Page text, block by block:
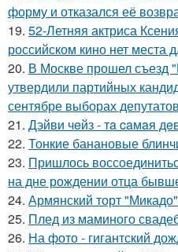
форму и отказался её
19. 52-Летняя актриса
российском кино нет места
20. В Москве прошел съезд
утвердили партийных
сентябре выборах
21. Дэйви чeйз - тa caмaя
22. Тонкие банановые
23. Пришлось
на дне рождении отца
24. Армянский торт
25. Плед из маминого
26. На фото - гигантский